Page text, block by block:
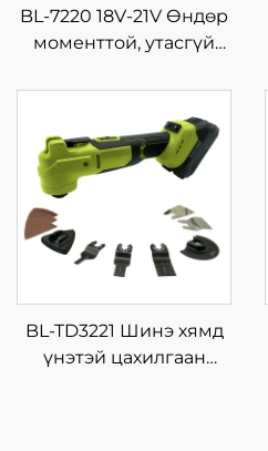
BL-7220 18V-21V Өндөр
моменттой, утасгүй
барилгын талбайд
түлхүүр татахад
зориулагдсан, өндөр
чанартай, их хүчтэй,
дахин ашиглах
зориулалтын хэрэгсэл
BL-TD3221 Шинэ хямд
үнэтэй цахилгаан